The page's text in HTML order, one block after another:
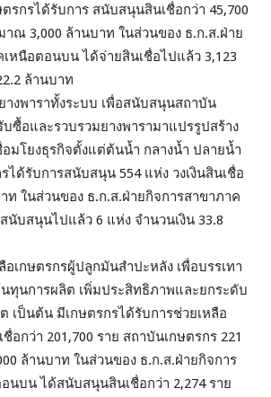
รกรได้รับการ สนับสนุนสินเชื่อกว่า 45,700
าณ 3,000 ล้านบาท ในส่วนของ ธ.ก.ส.ฝ่าย
หนือตอนบน ได้จ่ายสินเชื่อไปแล้ว 3,123
ล้านบาท
งพาราทั้งระบบ เพื่อสนับสนุนสถาบัน
บซื้อและรวบรวมยางพารามาแปรรูปสร้าง
อมโยงธุรกิจตั้งแต่ต้นน้ำ กลางน้ำ ปลายน้ำ
ได้รับการสนับสนุน 554 แห่ง วงเงินสินเชื่อ
ท ในส่วนของ ธ.ก.ส.ฝ่ายกิจการสาขาภาค
นับสนุนไปแล้ว 6 แห่ง จำนวนเงิน 33.8
อเกษตรกรผู้ปลูกมันสำปะหลัง เพื่อบรรเทา
ทุนการผลิต เพิ่มประสิทธิภาพและยกระดับ
เป็นต้น มีเกษตรกรได้รับการช่วยเหลือ
อกว่า 201,700 ราย สถาบันเกษตรกร 221
ล้านบาท ในส่วนของ ธ.ก.ส.ฝ่ายกิจการ
นบน ได้สนับสนุนสินเชื่อกว่า 2,274 ราย